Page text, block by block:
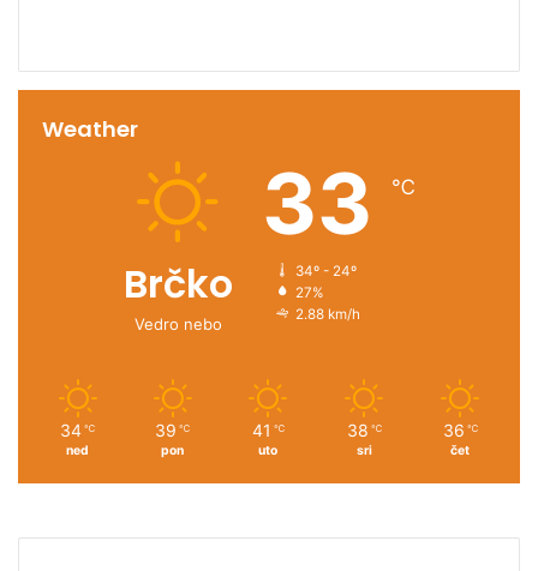
Weather
Brčko
Vedro nebo
33 ℃
34º - 24º
27%
2.88 km/h
34 ℃
ned
39 ℃
pon
41 ℃
uto
38 ℃
sri
36 ℃
čet